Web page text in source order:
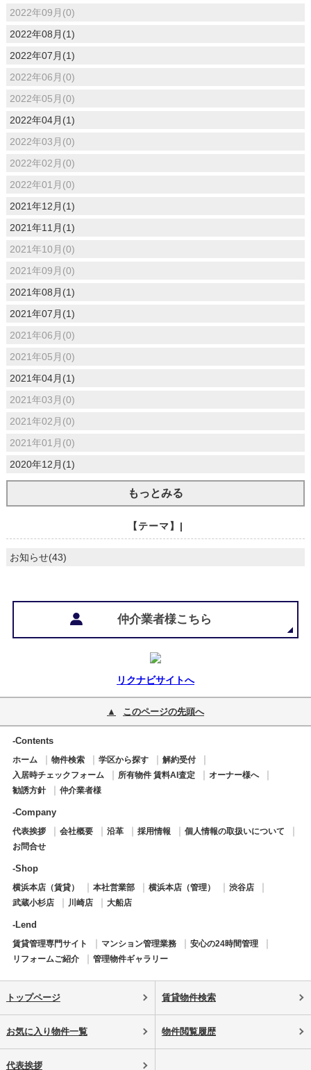
2022年09月(0)
2022年08月(1)
2022年07月(1)
2022年06月(0)
2022年05月(0)
2022年04月(1)
2022年03月(0)
2022年02月(0)
2022年01月(0)
2021年12月(1)
2021年11月(1)
2021年10月(0)
2021年09月(0)
2021年08月(1)
2021年07月(1)
2021年06月(0)
2021年05月(0)
2021年04月(1)
2021年03月(0)
2021年02月(0)
2021年01月(0)
2020年12月(1)
もっとみる
【テーマ】|
お知らせ(43)
仲介業者様こちら
リクナビサイトへ
このページの先頭へ
-Contents
ホーム 物件検索 学区から探す
解約受付
入居時チェックフォーム
所有物件 賃料AI査定
オーナー様へ
勧誘方針
仲介業者様
-Company
代表挨拶 会社概要 沿革 採用情報
個人情報の取扱いについて
お問合せ
-Shop
横浜本店（賃貸） 本社営業部 横浜本店（管理）
渋谷店
武蔵小杉店
川崎店 大船店
-Lend
賃貸管理専門サイト マンション管理業務
安心の24時間管理
リフォームご紹介
管理物件ギャラリー
トップページ 賃貸物件検索
お気に入り物件一覧 物件閲覧履歴
代表挨拶